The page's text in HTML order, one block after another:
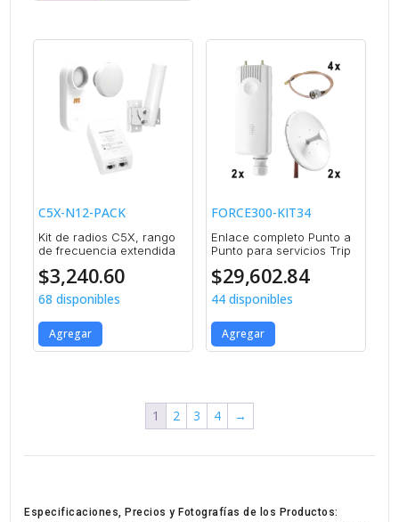
C5X-N12-PACK
Kit de radios C5X, rango
de frecuencia extendida
$3,240.60
68 disponibles
Agregar
FORCE300-KIT34
Enlace completo Punto a
Punto para servicios Trip
$29,602.84
44 disponibles
Agregar
1 2 3 4 →
Especificaciones, Precios y Fotografías de los Productos: